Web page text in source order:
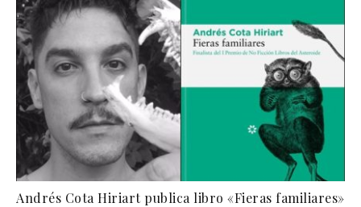
Andrés Cota Hiriart publica libro «Fieras familiares»